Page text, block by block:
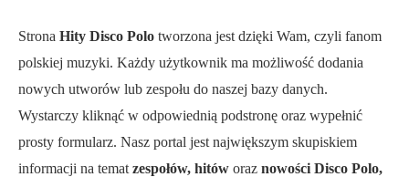
Strona Hity Disco Polo tworzona jest dzięki Wam, czyli fanom
polskiej muzyki. Każdy użytkownik ma możliwość dodania
nowych utworów lub zespołu do naszej bazy danych.
Wystarczy kliknąć w odpowiednią podstronę oraz wypełnić
prosty formularz. Nasz portal jest największym skupiskiem
informacji na temat zespołów, hitów oraz nowości Disco Polo,